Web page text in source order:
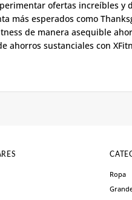
ofertas increíbles y
más esperados como
de manera asequible
sustanciales con
Ropa